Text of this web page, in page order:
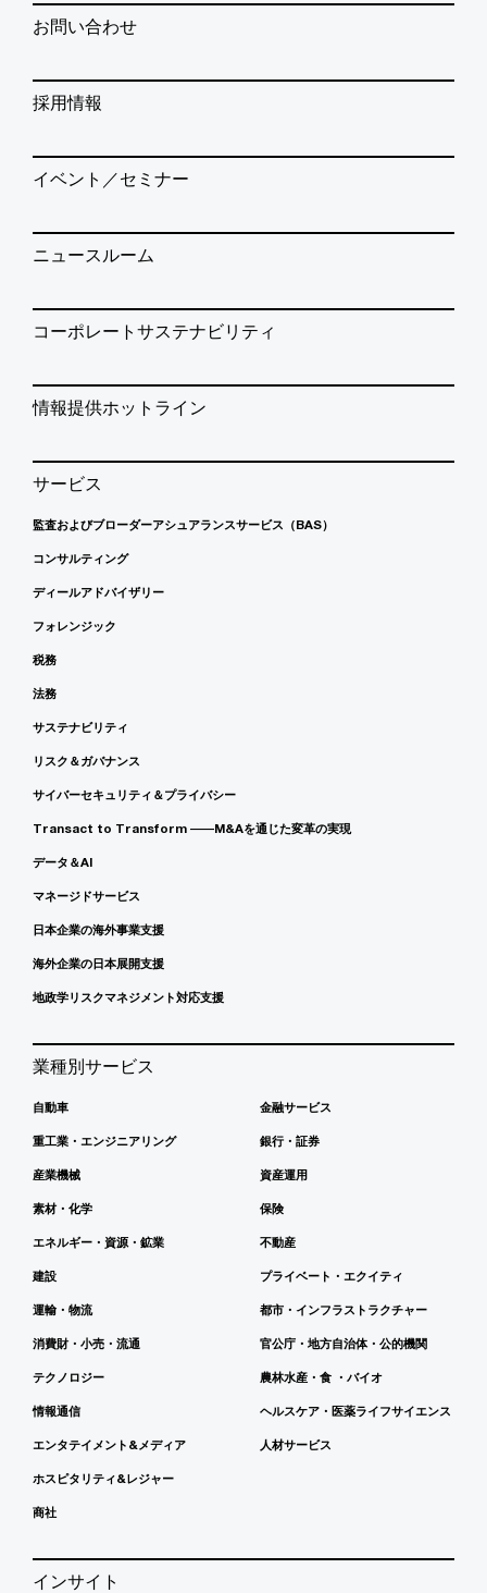
お問い合わせ
採用情報
イベント／セミナー
ニュースルーム
コーポレートサステナビリティ
情報提供ホットライン
サービス
監査およびブローダーアシュアランスサービス（BAS）
コンサルティング
ディールアドバイザリー
フォレンジック
税務
法務
サステナビリティ
リスク＆ガバナンス
サイバーセキュリティ＆プライバシー
Transact to Transform ――M&Aを通じた変革の実現
データ＆AI
マネージドサービス
日本企業の海外事業支援
海外企業の日本展開支援
地政学リスクマネジメント対応支援
業種別サービス
自動車
重工業・エンジニアリング
産業機械
素材・化学
エネルギー・資源・鉱業
建設
運輸・物流
消費財・小売・流通
テクノロジー
情報通信
エンタテイメント&メディア
ホスピタリティ&レジャー
商社
金融サービス
銀行・証券
資産運用
保険
不動産
プライベート・エクイティ
都市・インフラストラクチャー
官公庁・地方自治体・公的機関
農林水産・食 ・バイオ
ヘルスケア・医薬ライフサイエンス
人材サービス
インサイト